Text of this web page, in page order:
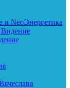
и NeoЭнергетика
Видение